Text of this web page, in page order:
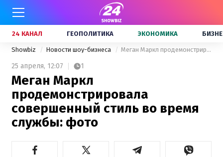
24 КАНАЛ ГЕОПОЛИТИКА ЭКОНОМИКА
Showbiz Новости шоу-бизнеса Меган Маркл продемонстрировала совершенный стиль во время службы: фото
25 апреля, 12:07 1
Меган Маркл
продемонстрировала
совершенный стиль во время
службы: фото